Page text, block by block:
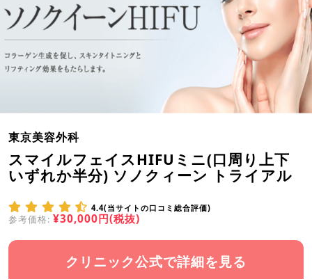
東京美容外科
スマイルフェイスHIFUミニ(口周り上下
いずれか半分) ソノクィーン トライアル
4.4(当サイトの口コミ総合評価)
参考価格: ¥30,000円(税抜)
クリニック公式で詳細を見る